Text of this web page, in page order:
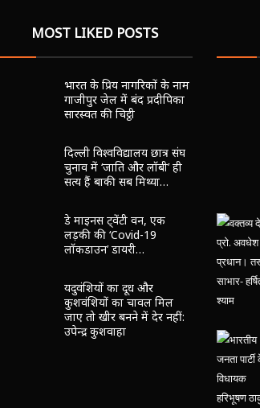
भारत के प्रिय नागरिकों के नाम
गाजीपुर जेल में बंद प्रदीपिका
दिल्ली विश्वविद्यालय छात्र संघ
चुनाव में ‘जाति और लॉबी’ ही
डे माइनस ट्वेंटी वन, एक
लड़की की ‘Covid-19
यदुवंशियों का दूध और
कुशवंशियों का चावल मिल
जाए तो खीर बनने में देर नहीं: